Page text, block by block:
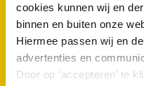
cookies kunnen wij en
binnen en buiten onze
Hiermee passen wij en
advertenties en
Door op ‘accepteren’ te
Gouda